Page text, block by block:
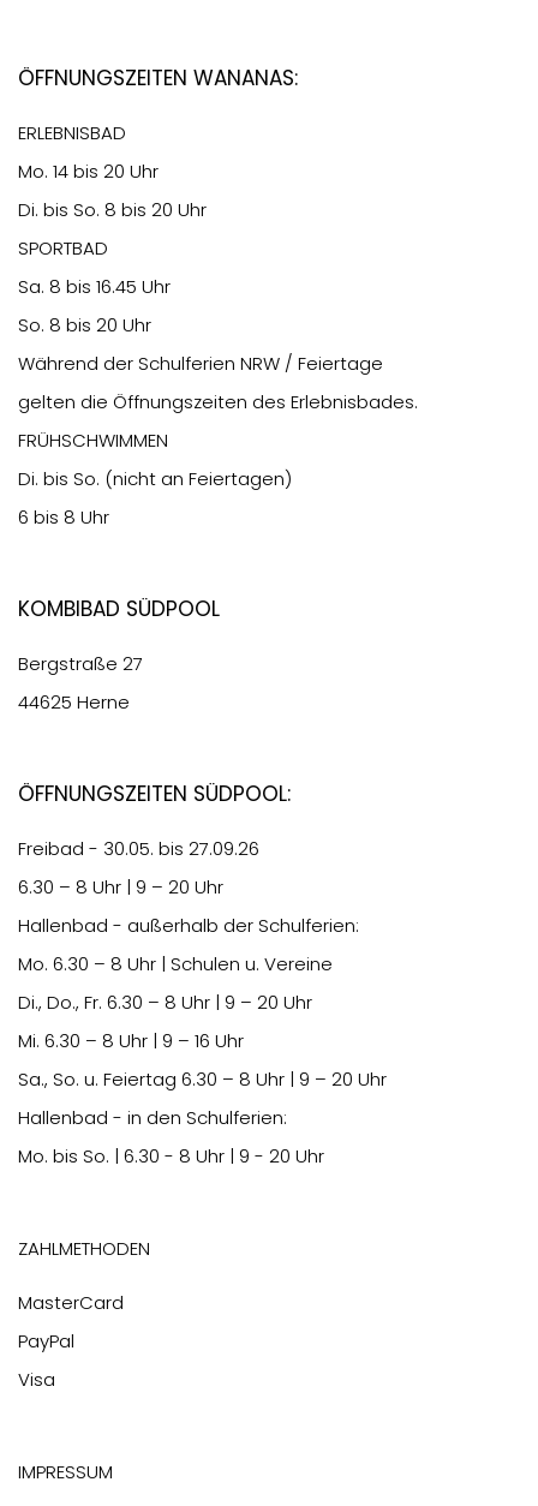
Öffnungszeiten Wananas:
ERLEBNISBAD
Mo. 14 bis 20 Uhr
Di. bis So. 8 bis 20 Uhr
SPORTBAD
Sa. 8 bis 16.45 Uhr
So. 8 bis 20 Uhr
Während der Schulferien NRW / Feiertage
gelten die Öffnungszeiten des Erlebnisbades.
FRÜHSCHWIMMEN
Di. bis So. (nicht an Feiertagen)
6 bis 8 Uhr
Kombibad Südpool
Bergstraße 27
44625 Herne
Öffnungszeiten Südpool:
Freibad - 30.05. bis 27.09.26
6.30 – 8 Uhr | 9 – 20 Uhr
Hallenbad - außerhalb der Schulferien:
Mo. 6.30 – 8 Uhr | Schulen u. Vereine
Di., Do., Fr. 6.30 – 8 Uhr | 9 – 20 Uhr
Mi. 6.30 – 8 Uhr | 9 – 16 Uhr
Sa., So. u. Feiertag 6.30 – 8 Uhr | 9 – 20 Uhr
Hallenbad - in den Schulferien:
Mo. bis So. | 6.30 - 8 Uhr | 9 - 20 Uhr
Zahlmethoden
MasterCard
PayPal
Visa
Impressum